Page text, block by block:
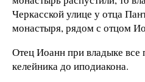
Черкасской улице у отца
монастыря, рядом с отцом
Отец Иоанн при владыке
келейника до иподиакона.